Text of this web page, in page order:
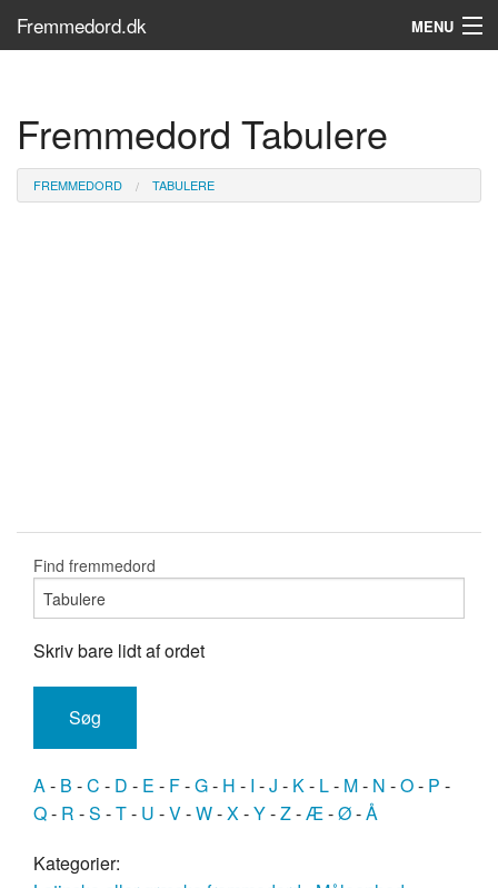
Fremmedord.dk MENU
Søg...
Find bøger
Fremmedord Tabulere
FREMMEDORD TABULERE
Find fremmedord
Skriv bare lidt af ordet
A- B -C - D - E - F-G- H - I -J - K- L- M- N -O- P -
Q- R -S -T- U -V-W-X-Y-Z-Æ-Ø-Å
Kategorier: